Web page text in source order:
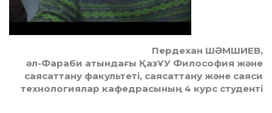
Пердехан ШӘМШИЕВ,
әл-Фараби атындағы ҚазҰУ Философия және
саясаттану факультеті, саясаттану және саяси
технологиялар кафедрасының 4 курс студенті